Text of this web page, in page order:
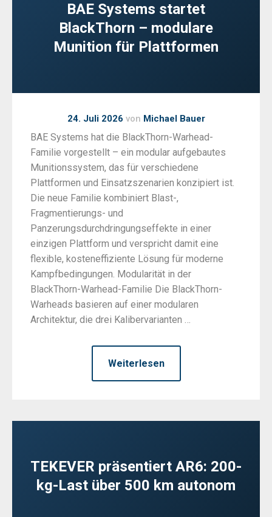
BAE Systems startet
BlackThorn – modulare
Munition für Plattformen
24. Juli 2026 von Michael Bauer
BAE Systems hat die BlackThorn-Warhead-
Familie vorgestellt – ein modular aufgebautes
Munitionssystem, das für verschiedene
Plattformen und Einsatzszenarien konzipiert ist.
Die neue Familie kombiniert Blast-,
Fragmentierungs- und
Panzerungsdurchdringungseffekte in einer
einzigen Plattform und verspricht damit eine
flexible, kosteneffiziente Lösung für moderne
Kampfbedingungen. Modularität in der
BlackThorn-Warhead-Familie Die BlackThorn-
Warheads basieren auf einer modularen
Architektur, die drei Kalibervarianten …
Weiterlesen
TEKEVER präsentiert AR6: 200-
kg-Last über 500 km autonom